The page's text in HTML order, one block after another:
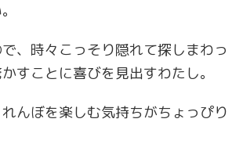
、時々こっそり隠れて探しまわっ
すことに喜びを見出すわたし。
んぼを楽しむ気持ちがちょっぴり